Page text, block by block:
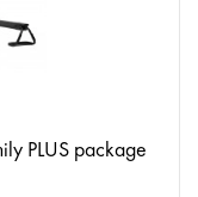
PLUS package